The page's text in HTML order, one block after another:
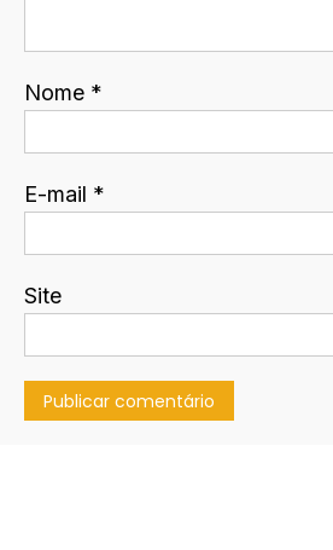
Nome *
E-mail *
Site